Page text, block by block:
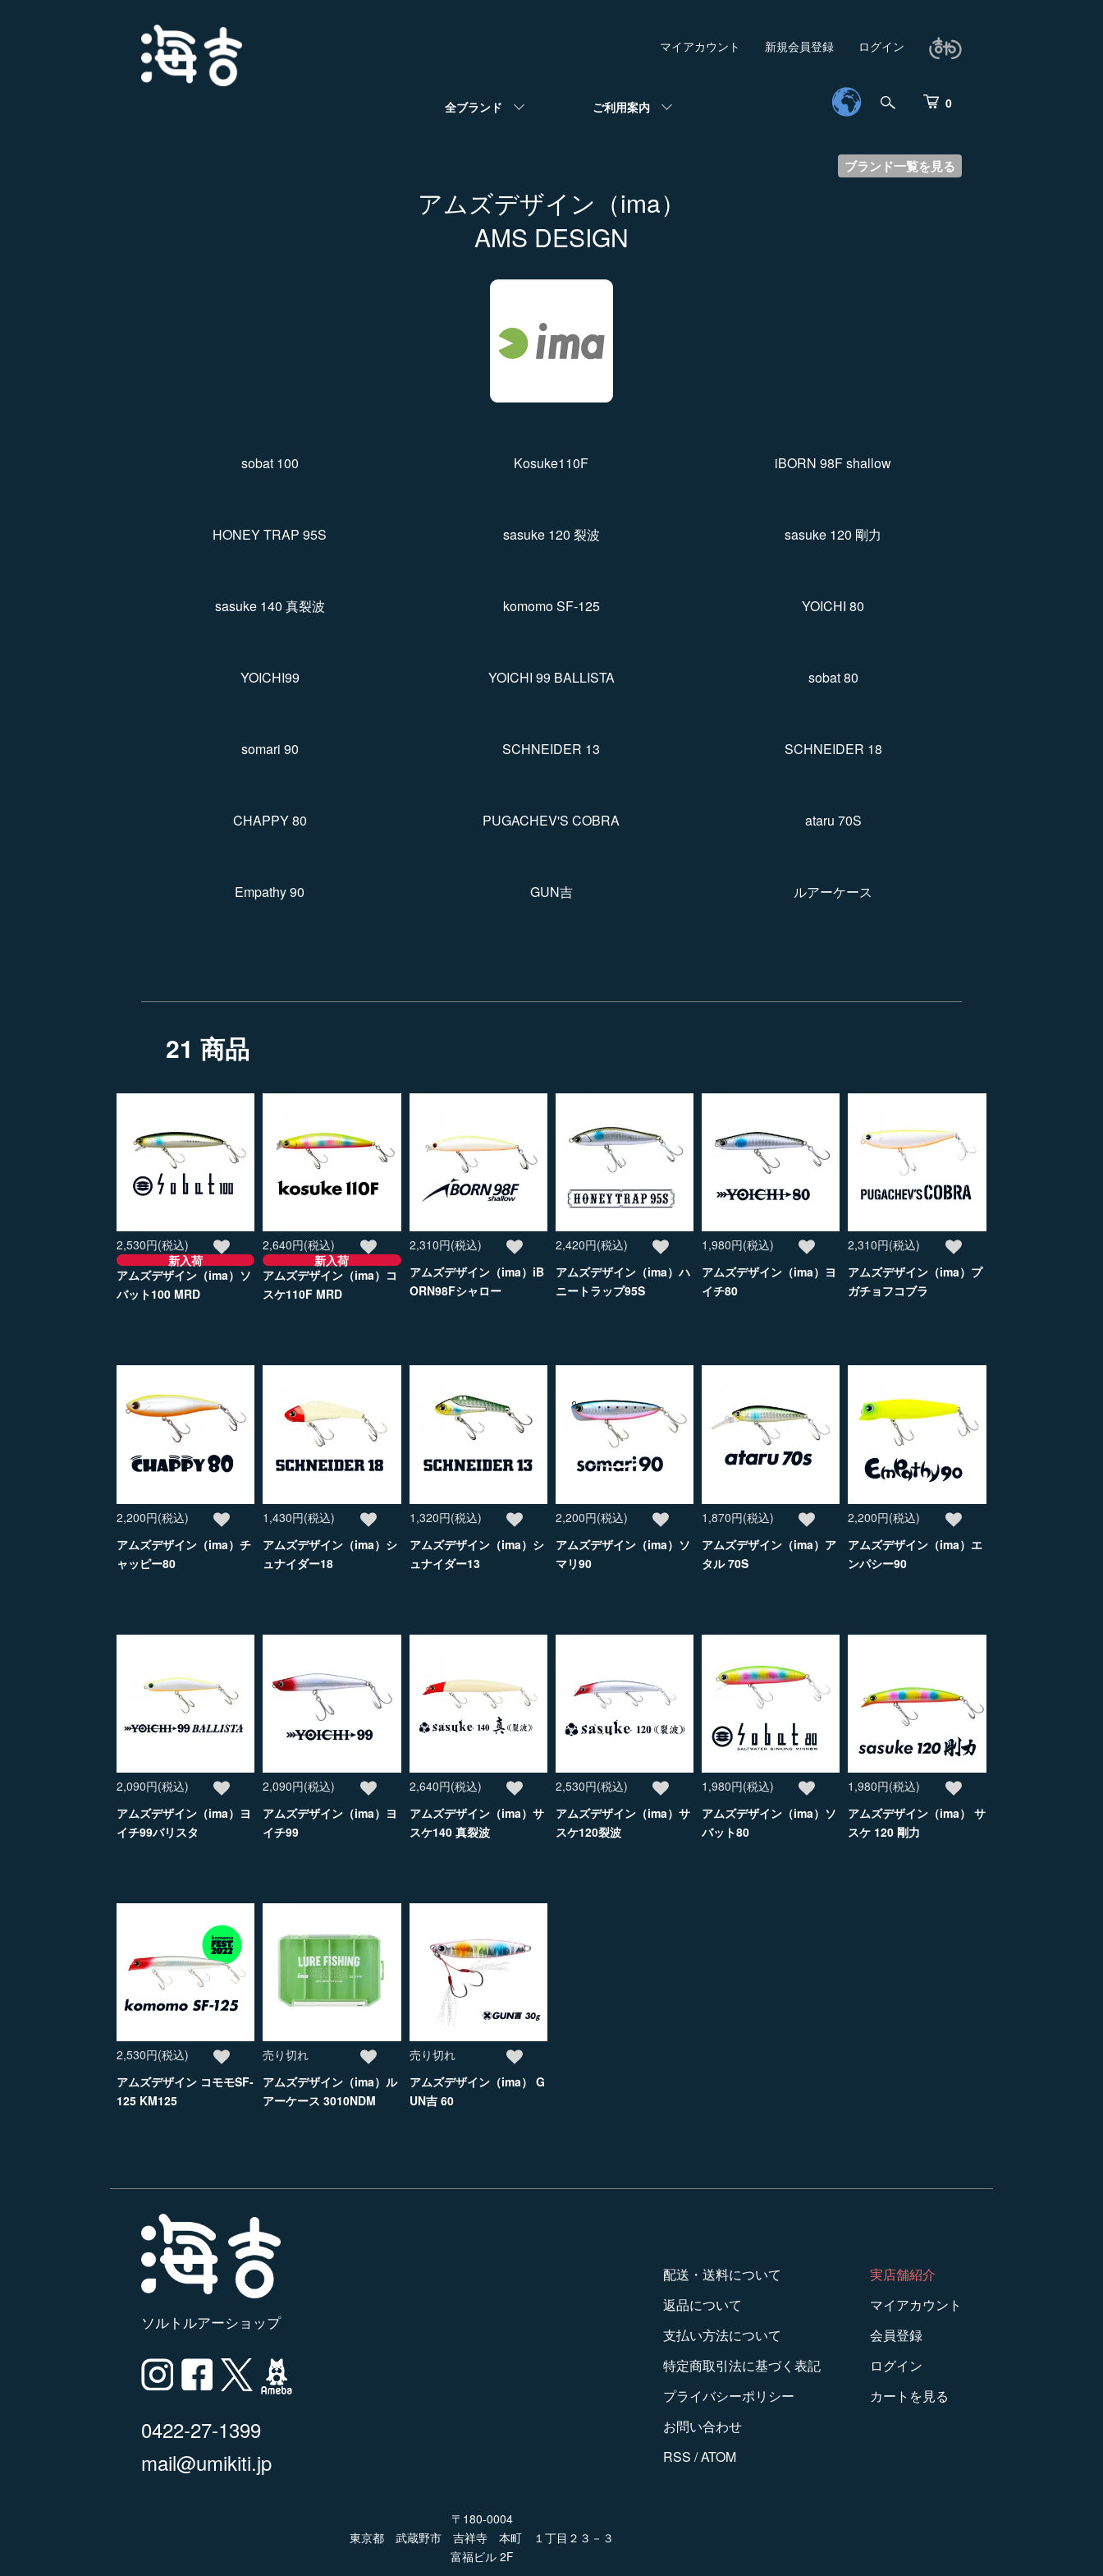
0
全ブランド ご利用案内
マイアカウント 新規会員登録 ログイン
ブランド一覧を見る
アムズデザイン（ima）
AMS DESIGN
sobat 100 Kosuke110F iBORN 98F shallow
HONEY TRAP 95S sasuke 120 裂波 sasuke 120 剛力
sasuke 140 真裂波 komomo SF-125 YOICHI 80
YOICHI99 YOICHI 99 BALLISTA sobat 80
somari 90 SCHNEIDER 13 SCHNEIDER 18
CHAPPY 80 PUGACHEV'S COBRA ataru 70S
Empathy 90 GUN吉 ルアーケース
21 商品
2,530円(税込)
新入荷
アムズデザイン（ima）ソ
バット100 MRD
2,640円(税込)
新入荷
アムズデザイン（ima）コ
スケ110F MRD
2,310円(税込)
アムズデザイン（ima）iB
ORN98Fシャロー
2,420円(税込)
アムズデザイン（ima）ハ
ニートラップ95S
1,980円(税込)
アムズデザイン（ima）ヨ
イチ80
2,310円(税込)
アムズデザイン（ima）プ
ガチョフコブラ
2,200円(税込)
アムズデザイン（ima）チ
ャッピー80
1,430円(税込)
アムズデザイン（ima）シ
ュナイダー18
1,320円(税込)
アムズデザイン（ima）シ
ュナイダー13
2,200円(税込)
アムズデザイン（ima）ソ
マリ90
1,870円(税込)
アムズデザイン（ima）ア
タル 70S
2,200円(税込)
アムズデザイン（ima）エ
ンパシー90
2,090円(税込)
アムズデザイン（ima）ヨ
イチ99バリスタ
2,090円(税込)
アムズデザイン（ima）ヨ
イチ99
2,640円(税込)
アムズデザイン（ima）サ
スケ140 真裂波
2,530円(税込)
アムズデザイン（ima）サ
スケ120裂波
1,980円(税込)
アムズデザイン（ima）ソ
バット80
1,980円(税込)
アムズデザイン（ima） サ
スケ 120 剛力
2,530円(税込)
アムズデザイン コモモSF-
125 KM125
売り切れ
アムズデザイン（ima）ル
アーケース 3010NDM
売り切れ
アムズデザイン（ima） G
UN吉 60
ソルトルアーショップ
0422-27-1399
mail@umikiti.jp
〒180-0004
東京都 武蔵野市 吉祥寺 本町 １丁目２３－３
富福ビル 2F
配送・送料について
返品について
支払い方法について
特定商取引法に基づく表記
プライバシーポリシー
お問い合わせ
RSS /ATOM
実店舗紹介
マイアカウント
会員登録
ログイン
カートを見る